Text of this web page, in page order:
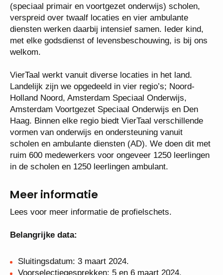
(speciaal primair en voortgezet onderwijs) scholen,
verspreid over twaalf locaties en vier ambulante
diensten werken daarbij intensief samen. Ieder kind,
met elke godsdienst of levensbeschouwing, is bij ons
welkom.
VierTaal werkt vanuit diverse locaties in het land.
Landelijk zijn we opgedeeld in vier regio’s; Noord-
Holland Noord, Amsterdam Speciaal Onderwijs,
Amsterdam Voortgezet Speciaal Onderwijs en Den
Haag. Binnen elke regio biedt VierTaal verschillende
vormen van onderwijs en ondersteuning vanuit
scholen en ambulante diensten (AD). We doen dit met
ruim 600 medewerkers voor ongeveer 1250 leerlingen
in de scholen en 1250 leerlingen ambulant.
Meer informatie
Lees voor meer informatie de profielschets.
Belangrijke data:
Sluitingsdatum: 3 maart 2024.
Voorselectiegesprekken: 5 en 6 maart 2024.